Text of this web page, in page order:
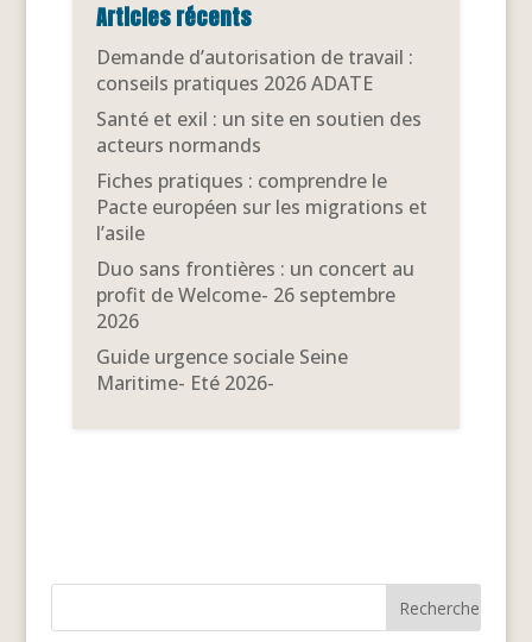
Articles récents
Demande d’autorisation de travail :
conseils pratiques 2026 ADATE
Santé et exil : un site en soutien des
acteurs normands
Fiches pratiques : comprendre le
Pacte européen sur les migrations et
l’asile
Duo sans frontières : un concert au
profit de Welcome- 26 septembre
2026
Guide urgence sociale Seine
Maritime- Eté 2026-